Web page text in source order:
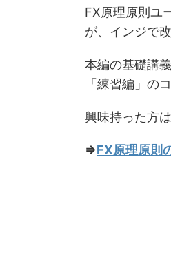
FX原理原則ユ
が、インジで
本編の基礎講
「練習編」の
興味持った方
⇒FX原理原則